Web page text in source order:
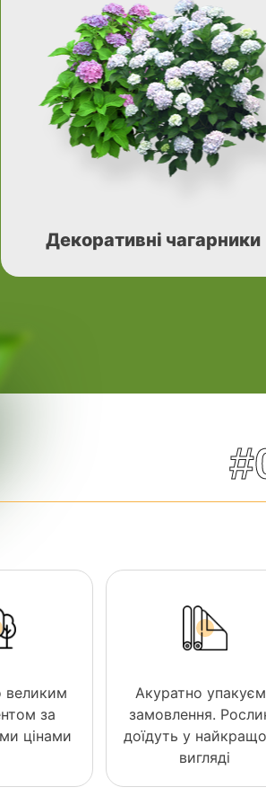
Декоративні чагарники
великим
за
цінами
Акуратно
замовлення.
доїдуть у
вигляді